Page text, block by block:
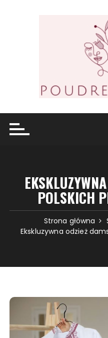
POLSKICH
Strona główna
Ekskluzywna odzież